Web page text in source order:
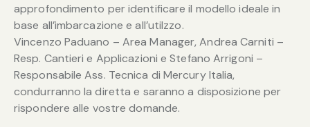
approfondimento per identificare il modello ideale in
base all’imbarcazione e all’utilzzo.
Vincenzo Paduano – Area Manager, Andrea Carniti –
Resp. Cantieri e Applicazioni e Stefano Arrigoni –
Responsabile Ass. Tecnica di Mercury Italia,
condurranno la diretta e saranno a disposizione per
rispondere alle vostre domande.